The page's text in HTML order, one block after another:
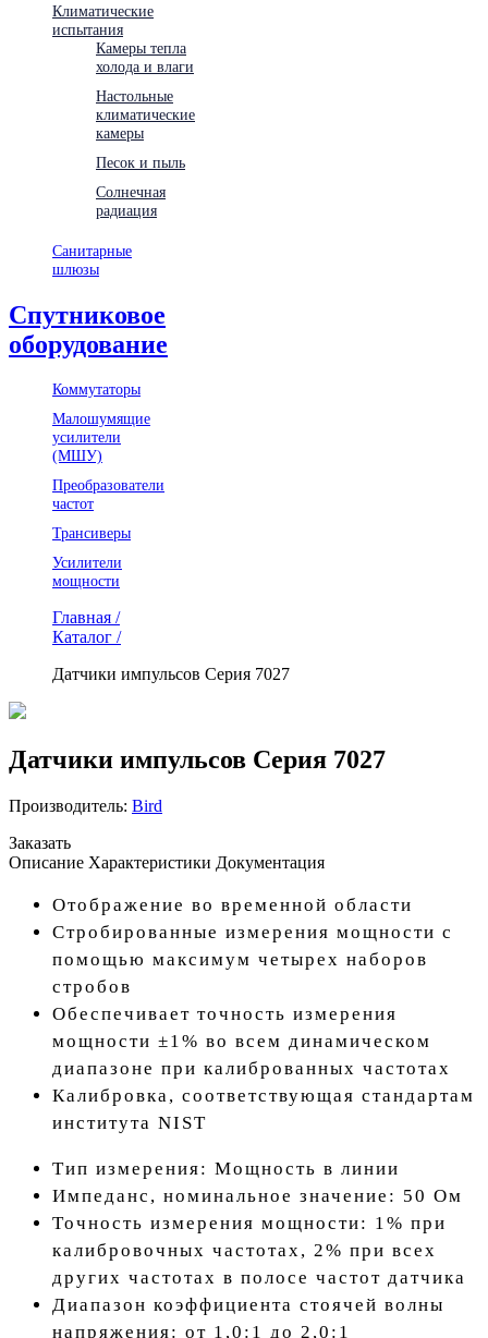
Климатические
испытания
Камеры тепла
холода и влаги
Настольные
климатические
камеры
Песок и пыль
Солнечная
радиация
Санитарные
шлюзы
Спутниковое
оборудование
Коммутаторы
Малошумящие
усилители
(МШУ)
Преобразователи
частот
Трансиверы
Усилители
мощности
Главная /
Каталог /
Датчики импульсов Серия 7027
Датчики импульсов Серия 7027
Производитель: Bird
Заказать
Описание Характеристики Документация
Отображение во временной области
Стробированные измерения мощности с
помощью максимум четырех наборов
стробов
Обеспечивает точность измерения
мощности ±1% во всем динамическом
диапазоне при калиброванных частотах
Калибровка, соответствующая стандартам
института NIST
Тип измерения: Мощность в линии
Импеданс, номинальное значение: 50 Ом
Точность измерения мощности: 1% при
калибровочных частотах, 2% при всех
других частотах в полосе частот датчика
Диапазон коэффициента стоячей волны
напряжения: от 1,0:1 до 2,0:1